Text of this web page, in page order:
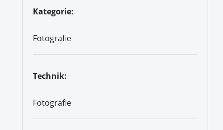
Kategorie:
Fotografie
Technik:
Fotografie